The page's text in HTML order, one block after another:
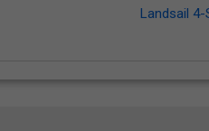
Landsail 4-